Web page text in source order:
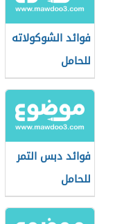
فوائد الشوكولاته
للحامل
فوائد دبس التمر
للحامل